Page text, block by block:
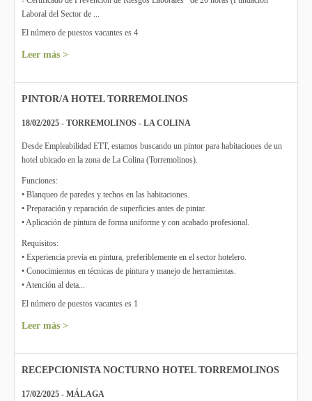
Laboral del Sector de ...
El número de puestos vacantes es 4
Leer más >
PINTOR/A HOTEL TORREMOLINOS
18/02/2025 - TORREMOLINOS - LA COLINA
Desde Empleabilidad ETT, estamos buscando un pintor para habitaciones de un
hotel ubicado en la zona de La Colina (Torremolinos).
Funciones:
• Blanqueo de paredes y techos en las habitaciones.
• Preparación y reparación de superficies antes de pintar.
• Aplicación de pintura de forma uniforme y con acabado profesional.
Requisitos:
• Experiencia previa en pintura, preferiblemente en el sector hotelero.
• Conocimientos en técnicas de pintura y manejo de herramientas.
• Atención al deta...
El número de puestos vacantes es 1
Leer más >
RECEPCIONISTA NOCTURNO HOTEL TORREMOLINOS
17/02/2025 - MÁLAGA